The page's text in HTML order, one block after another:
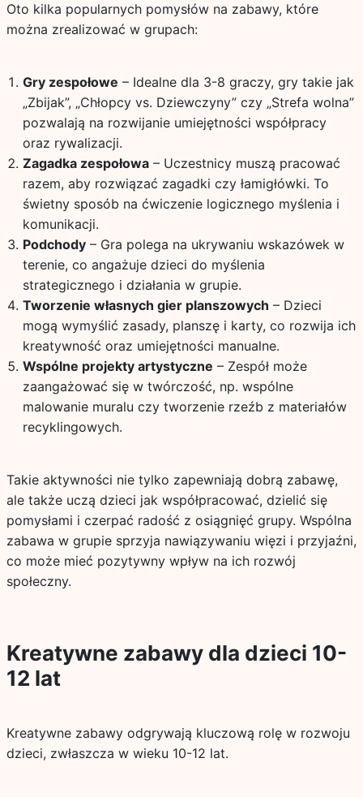
Oto kilka popularnych pomysłów na zabawy, które
można zrealizować w grupach:
Gry zespołowe – Idealne dla 3-8 graczy, gry takie jak
„Zbijak”, „Chłopcy vs. Dziewczyny” czy „Strefa wolna”
pozwalają na rozwijanie umiejętności współpracy
oraz rywalizacji.
Zagadka zespołowa– Uczestnicy muszą pracować
razem, aby rozwiązać zagadki czy łamigłówki. To
świetny sposób na ćwiczenie logicznego myślenia i
komunikacji.
Podchody– Gra polega na ukrywaniu wskazówek w
terenie, co angażuje dzieci do myślenia
strategicznego i działania w grupie.
Tworzenie własnych gier planszowych – Dzieci
mogą wymyślić zasady, planszę i karty, co rozwija ich
kreatywność oraz umiejętności manualne.
Wspólne projekty artystyczne – Zespół może
zaangażować się w twórczość, np. wspólne
malowanie muralu czy tworzenie rzeźb z materiałów
recyklingowych.
Takie aktywności nie tylko zapewniają dobrą zabawę,
ale także uczą dzieci jak współpracować, dzielić się
pomysłami i czerpać radość z osiągnięć grupy. Wspólna
zabawa w grupie sprzyja nawiązywaniu więzi i przyjaźni,
co może mieć pozytywny wpływ na ich rozwój
społeczny.
Kreatywne zabawy dla dzieci 10-
12 lat
Kreatywne zabawy odgrywają kluczową rolę w rozwoju
dzieci, zwłaszcza w wieku 10-12 lat.